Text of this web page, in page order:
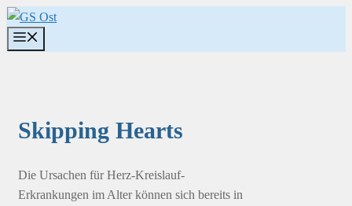
Zum
Inhalt
springen
Skipping Hearts
Die Ursachen für Herz-Kreislauf-
Erkrankungen im Alter können sich bereits in